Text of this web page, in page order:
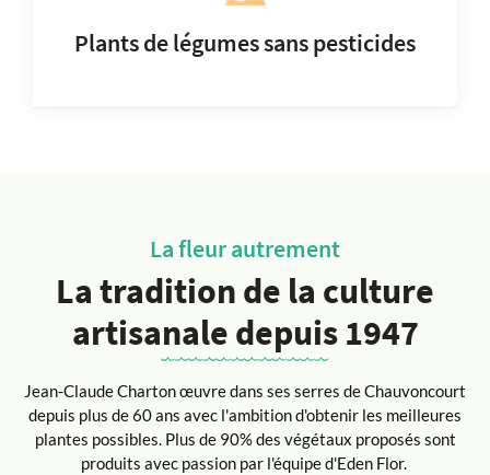
Plants de légumes sans pesticides
La fleur autrement
La tradition de la culture
artisanale depuis 1947
Jean-Claude Charton œuvre dans ses serres de Chauvoncourt
depuis plus de 60 ans avec l'ambition d'obtenir les meilleures
plantes possibles. Plus de 90% des végétaux proposés sont
produits avec passion par l'équipe d'Eden Flor.